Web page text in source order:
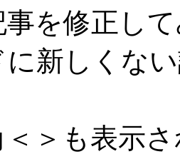
を修正し
に新しくな
＞も表示